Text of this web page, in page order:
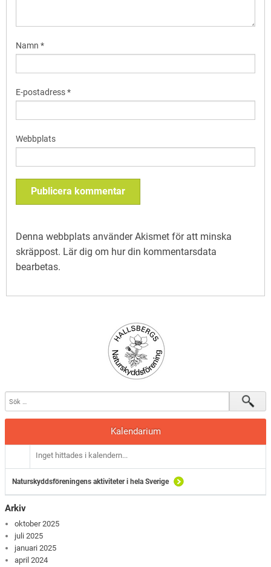
Namn *
E-postadress*
Webbplats
Denna webbplats använder Akismet för att minska
skräppost. Lär dig om hur din kommentarsdata
bearbetas.
Kalendarium
Inget hittades i kalendern...
Naturskyddsföreningens aktiviteter i hela Sverige
Arkiv
oktober 2025
juli 2025
januari 2025
april 2024